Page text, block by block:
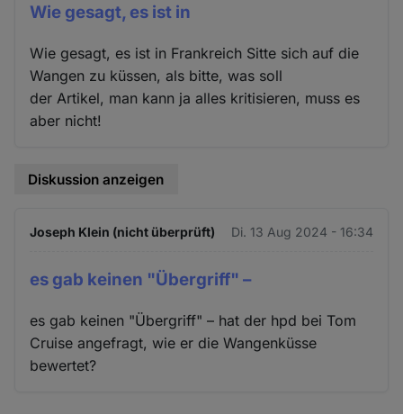
Wie gesagt, es ist in
Wie gesagt, es ist in Frankreich Sitte sich auf die
Wangen zu küssen, als bitte, was soll
der Artikel, man kann ja alles kritisieren, muss es
aber nicht!
Diskussion anzeigen
Joseph Klein (nicht überprüft) Di. 13 Aug 2024 - 16:34
es gab keinen "Übergriff" –
es gab keinen "Übergriff" – hat der hpd bei Tom
Cruise angefragt, wie er die Wangenküsse
bewertet?